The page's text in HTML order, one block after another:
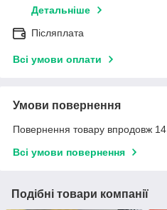
Детальніше
Післяплата
Всі умови оплати
Умови повернення
Повернення товару впродовж 14
Всі умови повернення
Подібні товари компанії